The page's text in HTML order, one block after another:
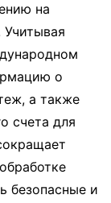
на
о
а также
счета для
безопасные и